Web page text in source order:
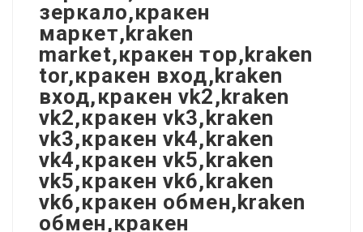
зеркало,кракен
маркет,kraken
market,кракен тор,kraken
tor,кракен вход,kraken
вход,кракен vk2,kraken
vk2,кракен vk3,kraken
vk3,кракен vk4,kraken
vk4,кракен vk5,kraken
vk5,кракен vk6,kraken
vk6,кракен обмен,kraken
обмен,кракен